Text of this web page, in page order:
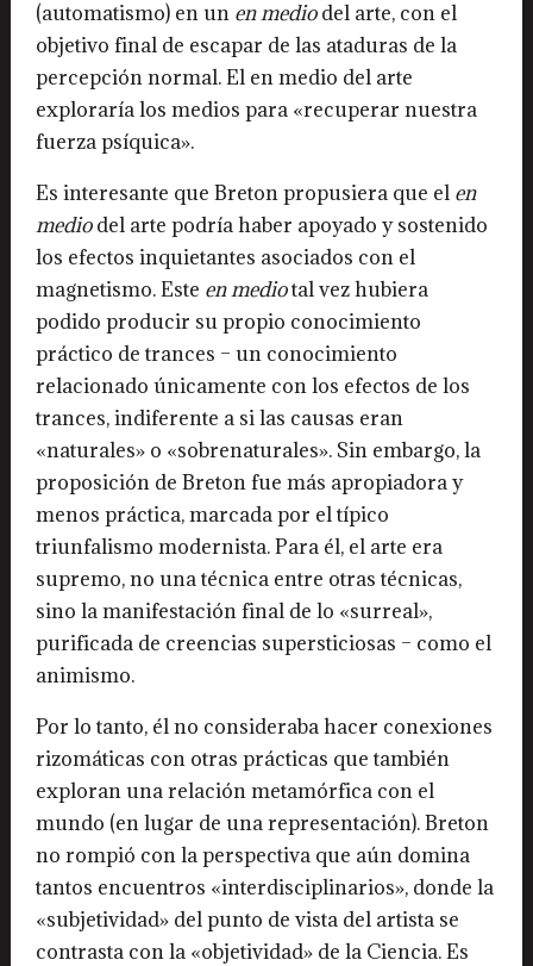
(automatismo) en unen mediodel arte, con el
objetivo final de escapar de las ataduras de la
percepción normal. El en medio del arte
exploraría los medios para «recuperar nuestra
fuerza psíquica».
Es interesante que Breton propusiera que el en
mediodel arte podría haber apoyado y sostenido
los efectos inquietantes asociados con el
magnetismo. Este en mediotal vez hubiera
podido producir su propio conocimiento
práctico de trances – un conocimiento
relacionado únicamente con los efectos de los
trances, indiferente a si las causas eran
«naturales» o «sobrenaturales». Sin embargo, la
proposición de Breton fue más apropiadora y
menos práctica, marcada por el típico
triunfalismo modernista. Para él, el arte era
supremo, no una técnica entre otras técnicas,
sino la manifestación final de lo «surreal»,
purificada de creencias supersticiosas – como el
animismo.
Por lo tanto, él no consideraba hacer conexiones
rizomáticas con otras prácticas que también
exploran una relación metamórfica con el
mundo (en lugar de una representación). Breton
no rompió con la perspectiva que aún domina
tantos encuentros «interdisciplinarios», donde la
«subjetividad» del punto de vista del artista se
contrasta con la «objetividad» de la Ciencia. Es